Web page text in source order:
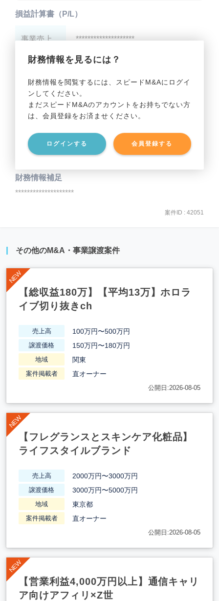
財務情報を見るには？
財務情報を閲覧するには、スピードM&Aにログイ
ンしてください。
まだスピードM&Aのアカウントをお持ちでない方
は、会員登録をお済ませください。
ログインする 会員登録する
損益計算書（P/L）
事業売上 ********************
事業利益 ********************
貸借対照表（B/S）
事業資産 ********************
事業負債 ********************
財務情報補足
********************
案件ID : 42051
その他のM&A・事業譲渡案件
【総収益180万】【平均13万】ホロラ
イブ切り抜きch
売上高 100万円〜500万円
譲渡価格 150万円〜180万円
地域 関東
案件掲載者 直オーナー
公開日:2026-08-05
【フレグランスとスキンケア化粧品】
ライフスタイルブランド
売上高 2000万円〜3000万円
譲渡価格 3000万円〜5000万円
地域 東京都
案件掲載者 直オーナー
公開日:2026-08-05
【営業利益4,000万円以上】通信キャリ
ア向けアフィリ×Z世